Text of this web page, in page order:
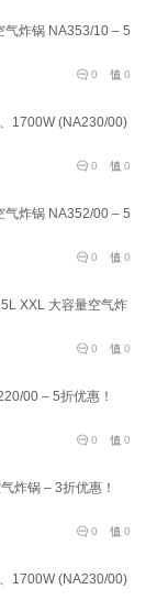
气炸锅 NA353/10 – 5
0
0
1700W (NA230/00)
0
0
气炸锅 NA352/00 – 5
0
0
XXL 大容量空气炸
0
0
00 – 5折优惠！
0
0
炸锅 – 3折优惠！
0
0
1700W (NA230/00)